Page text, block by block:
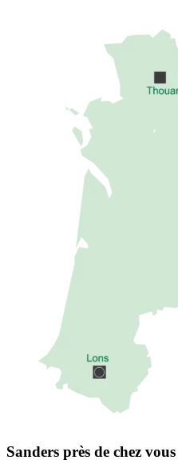
Sanders près de chez vous